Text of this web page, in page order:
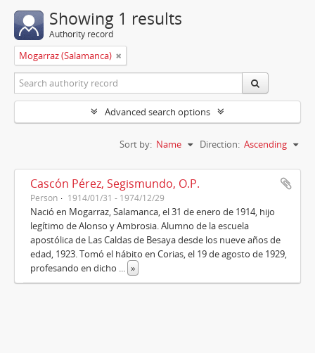
Showing 1 results
Authority record
Mogarraz (Salamanca)
Advanced search options
Sort by: Name Direction: Ascending
Cascón Pérez, Segismundo, O.P.
Person 1914/01/31 - 1974/12/29
Nació en Mogarraz, Salamanca, el 31 de enero de 1914, hijo
legítimo de Alonso y Ambrosia. Alumno de la escuela
apostólica de Las Caldas de Besaya desde los nueve años de
edad, 1923. Tomó el hábito en Corias, el 19 de agosto de 1929,
profesando en dicho ... »